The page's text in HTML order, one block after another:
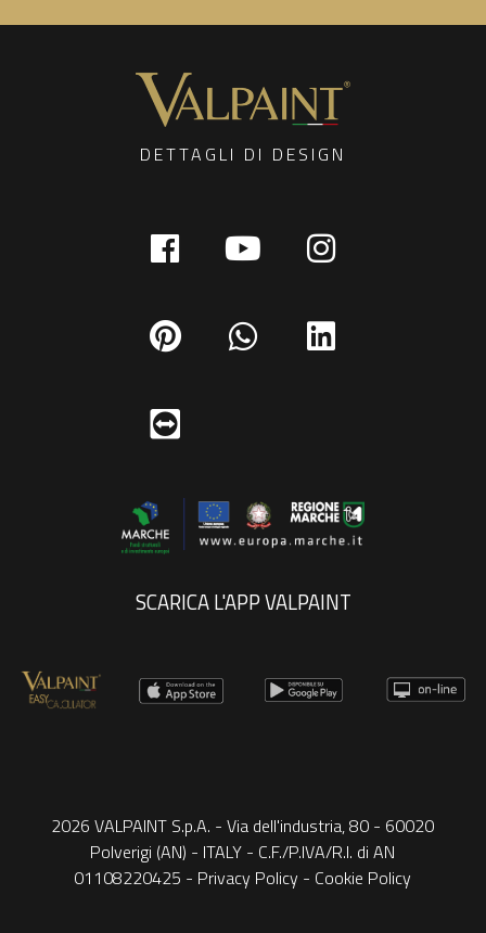
DETTAGLI DI DESIGN
SCARICA L'APP VALPAINT
2026 VALPAINT S.p.A. - Via dell'industria, 80 - 60020
Polverigi (AN) - ITALY - C.F./P.IVA/R.I. di AN
01108220425 - Privacy Policy - Cookie Policy